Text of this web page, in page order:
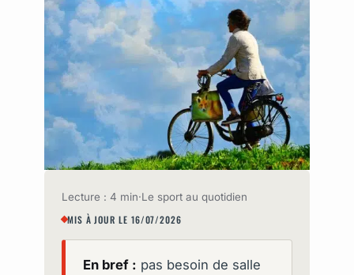
Lecture : 4 min·Le sport au quotidien
MIS À JOUR LE 16/07/2026
En bref : pas besoin de salle